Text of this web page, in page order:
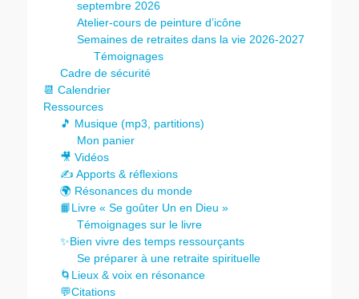
septembre 2026
Atelier-cours de peinture d’icône
Semaines de retraites dans la vie 2026-2027
Témoignages
Cadre de sécurité
📆 Calendrier
Ressources
🎵 Musique (mp3, partitions)
Mon panier
🎥 Vidéos
✍️ Apports & réflexions
🌍 Résonances du monde
📙Livre « Se goûter Un en Dieu »
Témoignages sur le livre
✨Bien vivre des temps ressourçants
Se préparer à une retraite spirituelle
🌀Lieux & voix en résonance
💬Citations